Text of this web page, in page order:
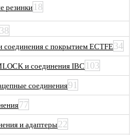
резинки 18
соединения с покрытием ECTFE34
и соединения IBC 103
соединения91
77
и адаптеры22